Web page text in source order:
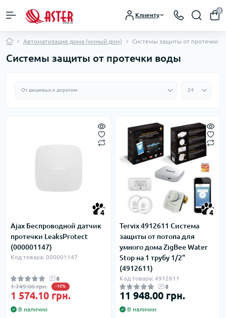
Клиенту
0
Автоматизация дома (умный дом) Системы защиты от протечки
Системы защиты от протечки воды
4
Ajax Беспроводной датчик
протечки LeaksProtect
(000001147)
Код товара: 000001147
0
1 749.00 грн. -10%
1 574.10 грн.
В наличии
4
Tervix 4912611 Система
защиты от потопа для
умного дома ZigBee Water
Stop на 1 трубу 1/2"
(4912611)
Код товара: 4912611
0
11 948.00 грн.
В наличии